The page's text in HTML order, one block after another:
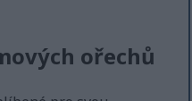
ořechů